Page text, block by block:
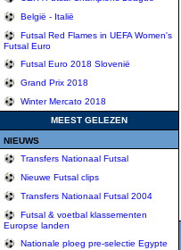
België - Italië
Futsal Red Flames in UEFA Women's
Futsal Euro
Futsal Euro 2018 Slovenië
Grand Prix 2018
Winter Mercato 2018
MEEST GELEZEN
NIEUWS
Transfers Nationaal Futsal
Nieuwe Futsal clips
Transfers Nationaal Futsal 2004
Futsal & voetbal klassementen
Europse landen
Nationale ploeg pre-selectie Egypte